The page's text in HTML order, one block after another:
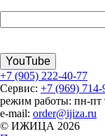
YouTube
+7 (905) 222-40-77
Сервис: +7 (969) 714-
режим работы: пн-
e-mail: order@ijiza.ru
© ИЖИЦА 2026